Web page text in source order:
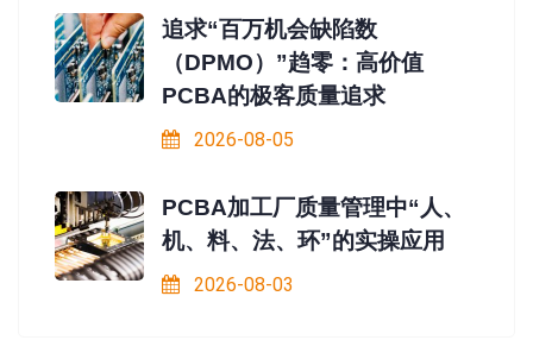
追求“百万机会缺陷数
（DPMO）”趋零：高价值
PCBA的极客质量追求
2026-08-05
PCBA加工厂质量管理中“人、
机、料、法、环”的实操应用
2026-08-03